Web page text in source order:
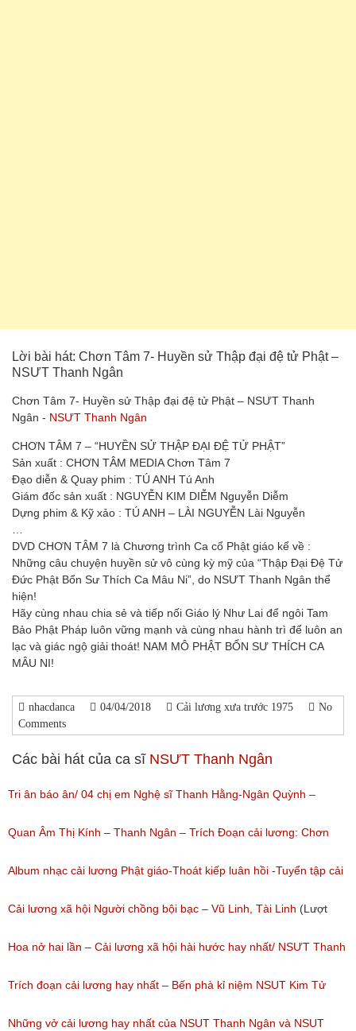
Lời bài hát: Chơn Tâm 7- Huyền sử Thập đại đệ tử Phật –
NSƯT Thanh Ngân
Chơn Tâm 7- Huyền sử Thập đại đệ tử Phật – NSƯT Thanh
Ngân - NSƯT Thanh Ngân
CHƠN TÂM 7 – “HUYỀN SỬ THẬP ĐẠI ĐỆ TỬ PHẬT”
Sản xuất : CHƠN TÂM MEDIA Chơn Tâm 7
Đạo diễn & Quay phim : TÚ ANH Tú Anh
Giám đốc sản xuất : NGUYỄN KIM DIỄM Nguyễn Diễm
Dựng phim & Kỹ xảo : TÚ ANH – LÀI NGUYỄN Lài Nguyễn
DVD CHƠN TÂM 7 là Chương trình Ca cổ Phật giáo kể về :
Những câu chuyện huyền sử vô cùng kỳ mỹ của “Thập Đại Đệ Tử
Đức Phật Bổn Sư Thích Ca Mâu Ni”, do NSƯT Thanh Ngân thể
hiện!
Hãy cùng nhau chia sẻ và tiếp nối Giáo lý Như Lai để ngôi Tam
Bảo Phật Pháp luôn vững mạnh và cùng nhau hành trì để luôn an
lạc và giác ngộ giải thoát! NAM MÔ PHẬT BỔN SƯ THÍCH CA
MÂU NI!
nhacdanca 04/04/2018 Cải lương xưa trước 1975
No
Comments
Các bài hát của ca sĩ NSƯT Thanh Ngân
Tri ân báo ân/ 04 chị em Nghệ sĩ Thanh Hằng-Ngân Quỳnh –
Thanh Ngọc – NSƯT Thanh Ngân
(Lượt nghe: 527)
Quan Âm Thị Kính – Thanh Ngân – Trích Đoạn cải lương: Chơn
Tâm 6
(Lượt nghe: 622)
Album nhạc cải lương Phật giáo-Thoát kiếp luân hồi -Tuyển tập cải
lương NSUT Thanh Ngân hay nhất
(Lượt nghe: 606)
Cải lương xã hội Người chồng bội bạc – Vũ Linh, Tài Linh (Lượt
nghe: 475)
Hoa nở hai lần – Cải lương xã hội hài hước hay nhất/ NSƯT Thanh
Ngân, NSƯT Vũ Linh
(Lượt nghe: 191)
Trích đoạn cải lương hay nhất – Bến phà kỉ niệm NSUT Kim Tử
Long, NSUT Thanh Ngân/ Chương trình Hội Ngộ Danh Hài tập 08(
Những vở cải lương hay nhất của NSUT Thanh Ngân và NSUT